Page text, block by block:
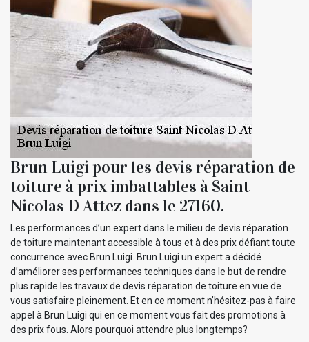
Brun Luigi pour les devis réparation de
toiture à prix imbattables à Saint
Nicolas D Attez dans le 27160.
Les performances d’un expert dans le milieu de devis réparation
de toiture maintenant accessible à tous et à des prix défiant toute
concurrence avec Brun Luigi. Brun Luigi un expert a décidé
d’améliorer ses performances techniques dans le but de rendre
plus rapide les travaux de devis réparation de toiture en vue de
vous satisfaire pleinement. Et en ce moment n’hésitez-pas à faire
appel à Brun Luigi qui en ce moment vous fait des promotions à
des prix fous. Alors pourquoi attendre plus longtemps?